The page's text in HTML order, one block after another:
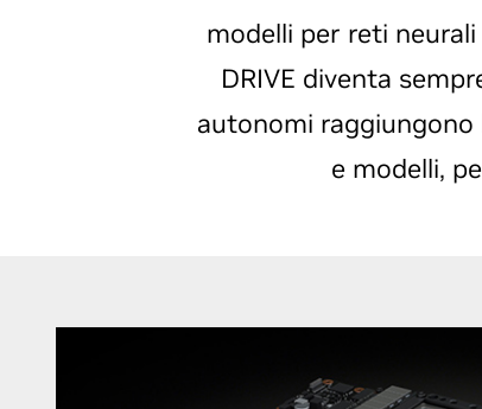
modelli per reti
DRIVE diventa
autonomi
e modelli,